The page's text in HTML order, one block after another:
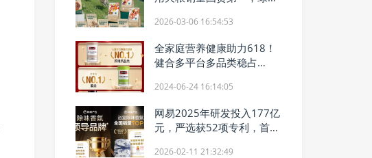
市场地位认证
2026-03-06 16:54:53
全家庭营养健康助力618！
健合多平台多品类稳占
2024-06-24 16:14:05
网易2025年研发投入177亿
元，严选获52项专利，首创
2026-02-11 21:32:49